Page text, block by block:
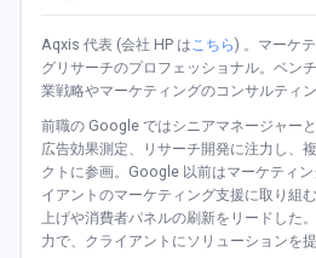
Aqxis 代表 (会社 HP は こちら) 。マーケ
グリサーチのプロフェッショナル。ベン
業戦略やマーケティングのコンサルティン
前職の Google ではシニアマネージャー
広告効果測定、リサーチ開発に注力し、
クトに参画。Google 以前はマーケティ
イアントのマーケティング支援に取り組
上げや消費者パネルの刷新をリードした
力で、クライアントにソリューションを提